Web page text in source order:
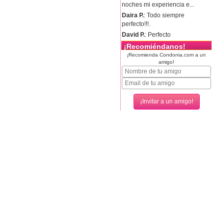
noches mi experiencia e...
Daira P.: Todo siempre
perfecto!!!.
David P.: Perfecto
¡Recomiéndanos!
¡Recomienda Condonia.com a un
amigo!